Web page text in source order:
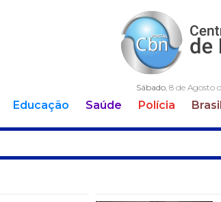
Sábado, 8 de Agosto
Educação Saúde Polícia Brasil